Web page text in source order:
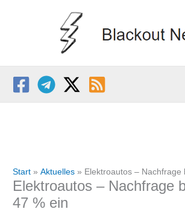
Start Aktuelles Elektroautos – Nachfrage
Elektroautos – Nachfrage
47 % ein